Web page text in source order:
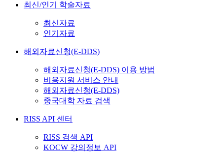
최신/인기 학술자료
최신자료
인기자료
해외자료신청(E-DDS)
해외자료신청(E-DDS) 이용 방법
비용지원 서비스 안내
해외자료신청(E-DDS)
중국대학 자료 검색
RISS API 센터
RISS 검색 API
KOCW 강의정보 API